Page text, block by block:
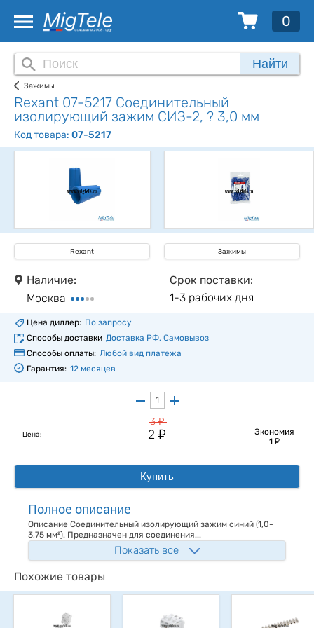
0
Найти
Зажимы
Rexant 07-5217 Соединительный
изолирующий зажим СИЗ-2, ? 3,0 мм
Код товара: 07-5217
Rexant Зажимы
Наличие:
Москва
Срок поставки:
1-3 рабочих дня
Цена диллер: По запросу
Способы доставки Доставка РФ, Самовывоз
Способы оплаты: Любой вид платежа
Гарантия: 12 месяцев
Цена:
3у
2у
Экономия
1 у
Купить
Полное описание
Описание Соединительный изолирующий зажим синий (1,0-
3,75 мм²). Предназначен для соединения...
Показать все
Похожие товары